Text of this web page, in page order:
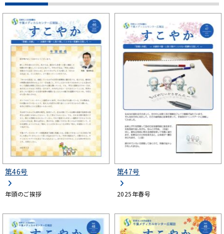
第46号
年頭のご挨拶
第47号
2025年春号